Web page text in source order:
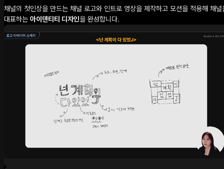
채널의 첫인상을 만드는 채널 로고와 인트로 영상을 제작하고 모션을 적용해 채널
대표하는 아이덴티티 디자인을 완성합니다.